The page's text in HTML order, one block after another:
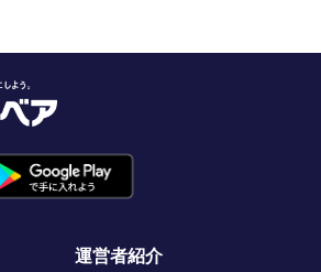
運営者紹介